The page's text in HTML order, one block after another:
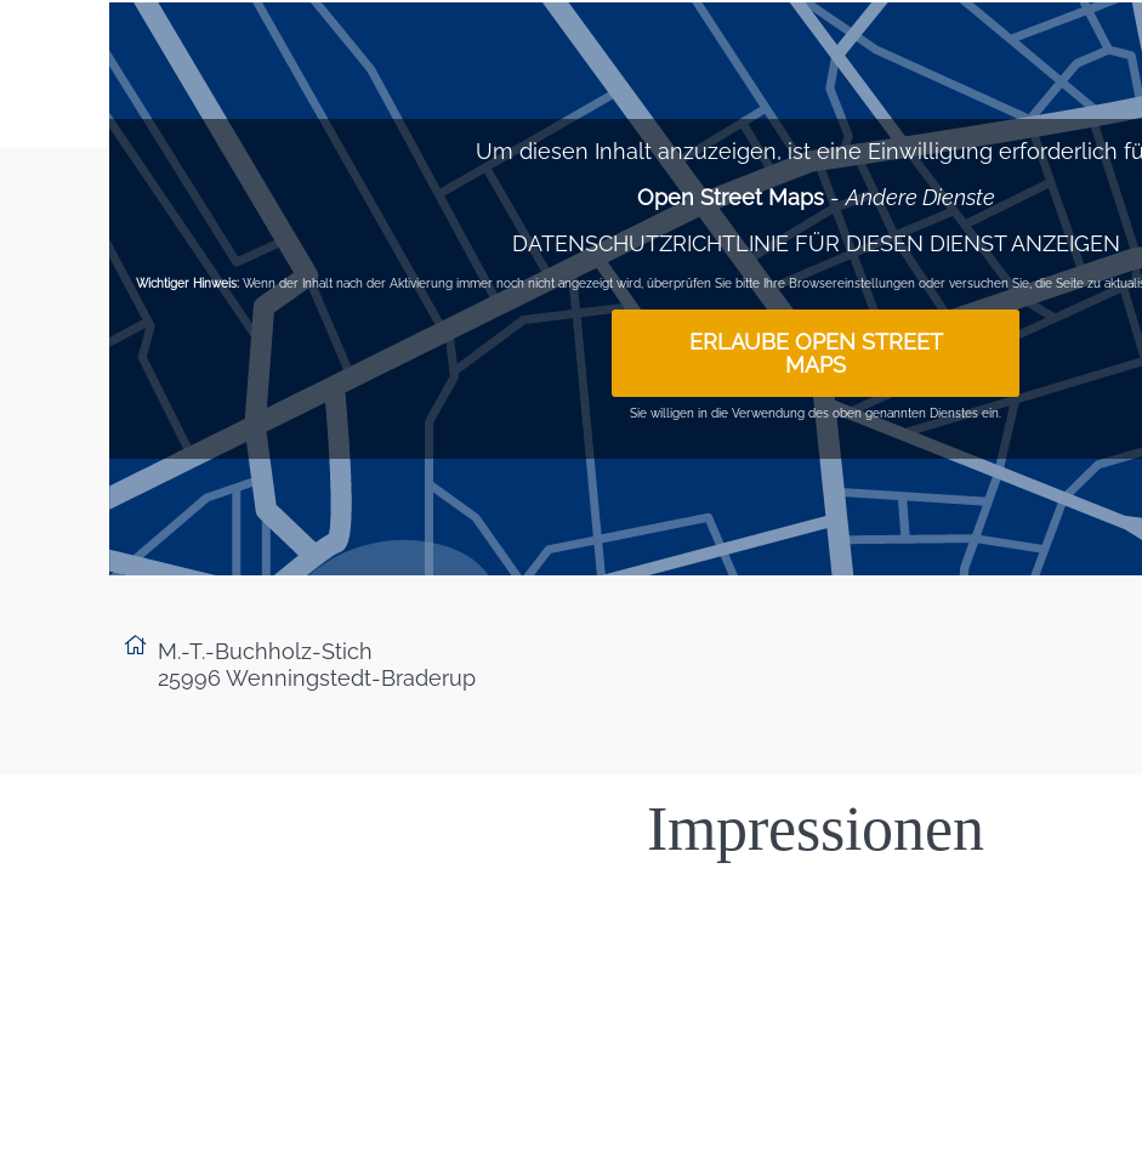
Um diesen Inhalt anzuzeigen, ist eine Einwilligung erforderlich
Open Street Maps-Andere Dienste
DATENSCHUTZRICHTLINIE FÜR DIESEN DIENST ANZEIGEN
Wichtiger Hinweis:Wenn der Inhalt nach der Aktivierung immer noch nicht angezeigt wird, überprüfen Sie bitte Ihre Browsereinstellungen oder versuchen Sie, die Seite zu
ERLAUBE OPEN STREET
MAPS
Sie willigen in die Verwendung des oben genannten Dienstes ein.
M.-T.-Buchholz-Stich
25996 Wenningstedt-Braderup
Einleitung
Impressionen